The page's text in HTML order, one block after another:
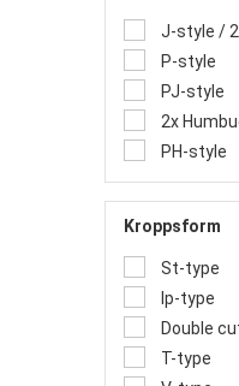
J-style /
P-style
PJ-style
2x
PH-style
Kroppsform
St-type
lp-type
Double
T-type